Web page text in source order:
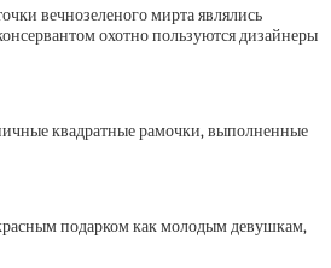
вечнозеленого мирта являлись
охотно пользуются дизайнеры
квадратные рамочки, выполненные
подарком как молодым девушкам,